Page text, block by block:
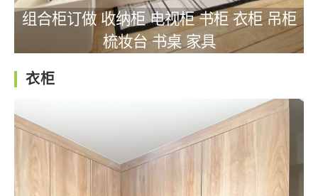
组合柜订做 收纳柜 电视柜 书柜 衣柜 吊柜
梳妆台 书桌 家具
衣柜